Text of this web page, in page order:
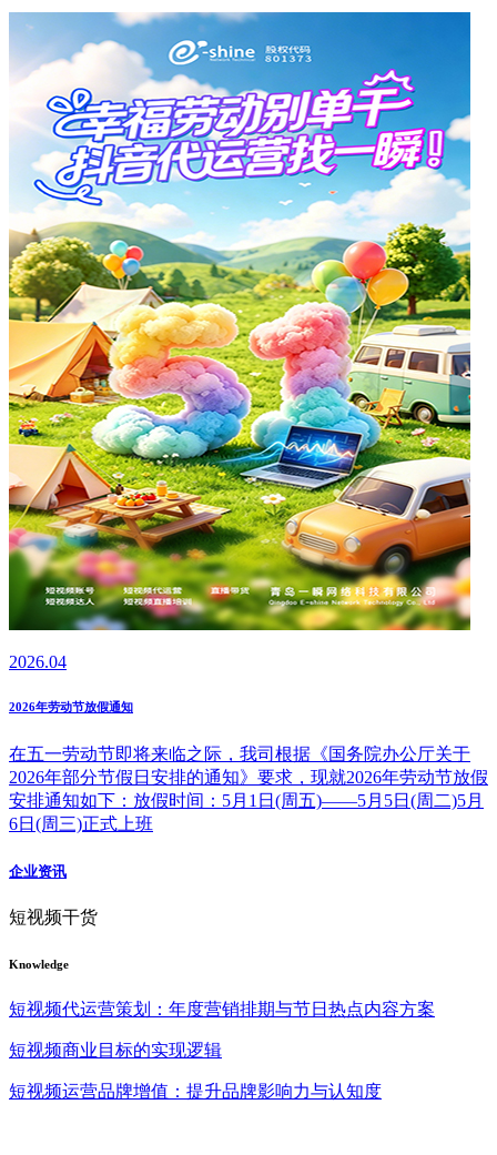
2026.04
2026年劳动节放假通知
在五一劳动节即将来临之际，我司根据《国务院办公厅关于
2026年部分节假日安排的通知》要求，现就2026年劳动节放假
安排通知如下：放假时间：5月1日(周五)——5月5日(周二)5月
6日(周三)正式上班
企业资讯
短视频干货
Knowledge
短视频代运营策划：年度营销排期与节日热点内容方案
短视频商业目标的实现逻辑
短视频运营品牌增值：提升品牌影响力与认知度